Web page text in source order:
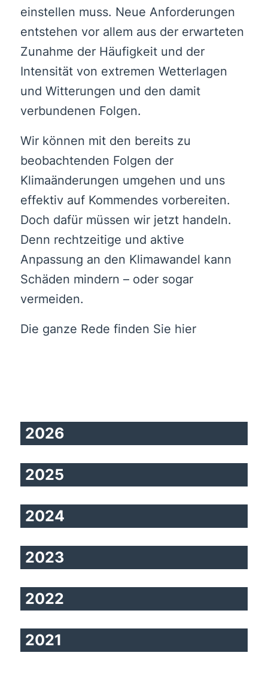
einstellen muss. Neue Anforderungen
entstehen vor allem aus der erwarteten
Zunahme der Häufigkeit und der
Intensität von extremen Wetterlagen
und Witterungen und den damit
verbundenen Folgen.
Wir können mit den bereits zu
beobachtenden Folgen der
Klimaänderungen umgehen und uns
effektiv auf Kommendes vorbereiten.
Doch dafür müssen wir jetzt handeln.
Denn rechtzeitige und aktive
⁠Anpassung an den Klimawandel⁠ kann
Schäden mindern – oder sogar
vermeiden.
Die ganze Rede finden Sie hier
2026
2025
2024
2023
2022
2021